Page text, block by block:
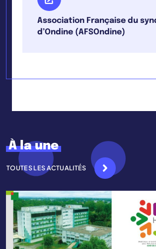
Association Française du
d’Ondine (AFSOndine)
À la une
TOUTES LES ACTUALITÉS